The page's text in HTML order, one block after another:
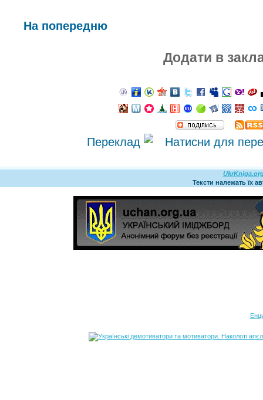
На попередню
Додати в
Переклад
Тексти належать їх